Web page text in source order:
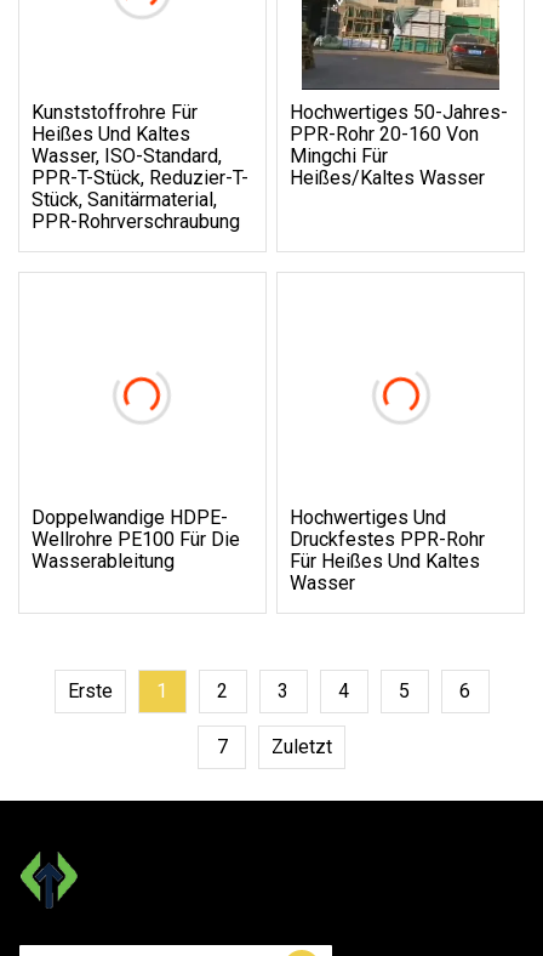
Kunststoffrohre Für
Heißes Und Kaltes
Wasser, ISO-Standard,
PPR-T-Stück, Reduzier-T-
Stück, Sanitärmaterial,
PPR-Rohrverschraubung
Hochwertiges 50-Jahres-
PPR-Rohr 20-160 Von
Mingchi Für
Heißes/kaltes Wasser
Doppelwandige HDPE-
Wellrohre PE100 Für Die
Wasserableitung
Hochwertiges Und
Druckfestes PPR-Rohr
Für Heißes Und Kaltes
Wasser
Erste 1 2 3 4 5 6
7 Zuletzt